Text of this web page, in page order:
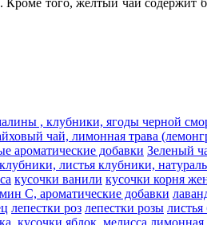
, клубники, ягоды черной
чай, лимонная трава
ароматические добавки Зеленый
листья клубники,
кусочки ванили кусочки корня
С, ароматические добавки
лепестки роз лепестки розы листья
кусочки яблок, мелисса